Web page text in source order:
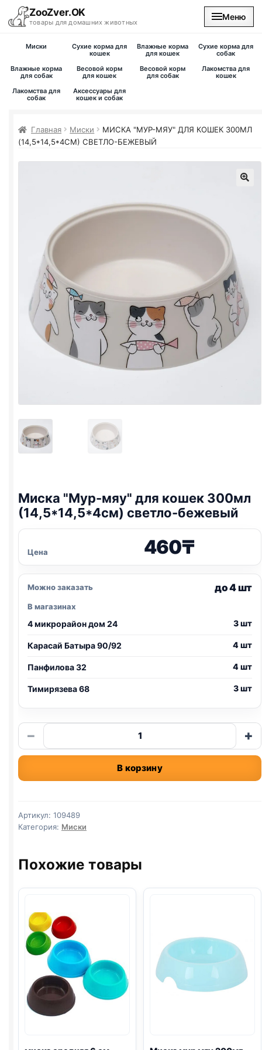
ZooZver.OK
товары для домашних животных
Меню
Вакансии
Миски
Сухие корма для
кошек
Влажные корма
для кошек
Сухие корма для
собак
Влажные корма
для собак
Весовой корм
для кошек
Весовой корм
для собак
Лакомства для
кошек
Лакомства для
собак
Аксессуары для
кошек и собак
Главная Миски
МИСКА "МУР-МЯУ" ДЛЯ КОШЕК 300МЛ
(14,5*14,5*4СМ) СВЕТЛО-БЕЖЕВЫЙ
Миска "Мур-мяу" для кошек 300мл
(14,5*14,5*4см) светло-бежевый
Цена 460₸
Можно заказать до 4 шт
В магазинах
4 микрорайон дом 24 3 шт
Карасай Батыра 90/92 4 шт
Панфилова 32 4 шт
Тимирязева 68 3 шт
−
Количество
Миска
мяу"
кошек
300мл
бежевый
+
В корзину
Артикул: 109489
Категория: Миски
Похожие товары